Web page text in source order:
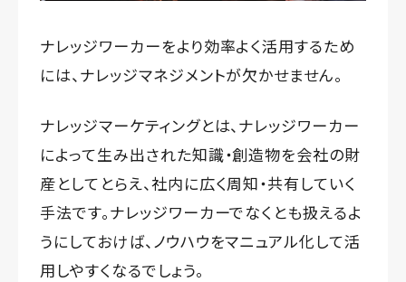
ナレッジワーカーをより効率よく活用するため
には、ナレッジマネジメントが欠かせません。
ナレッジマーケティングとは、ナレッジワーカー
によって生み出された知識・創造物を会社の財
産としてとらえ、社内に広く周知・共有していく
手法です。ナレッジワーカーでなくとも扱えるよ
うにしておけば、ノウハウをマニュアル化して活
用しやすくなるでしょう。